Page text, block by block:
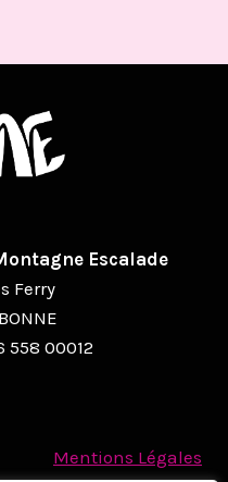
Escalade
Ferry
558 00012
Mentions Légales